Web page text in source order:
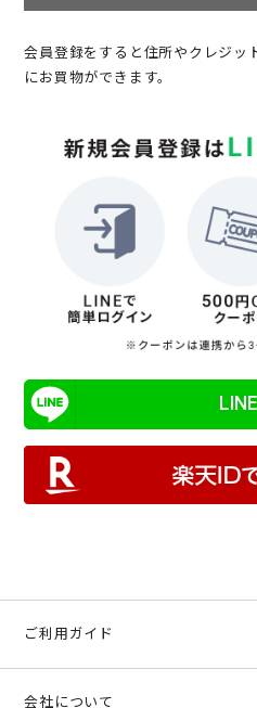
会員登録をすると住所やクレジッ
にお買物ができます。
ご利用ガイド
会社について